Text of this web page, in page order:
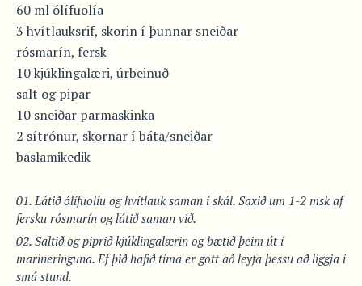
60 ml ólífuolía
3 hvítlauksrif, skorin í þunnar sneiðar
rósmarín, fersk
10 kjúklingalæri, úrbeinuð
salt og pipar
10 sneiðar parmaskinka
2 sítrónur, skornar í báta/sneiðar
baslamikedik
Látið ólífuolíu og hvítlauk saman í skál. Saxið um 1-2 msk af
fersku rósmarín og látið saman við.
Saltið og piprið kjúklingalærin og bætið þeim út í
marineringuna. Ef þið hafið tíma er gott að leyfa þessu að liggja í
smá stund.